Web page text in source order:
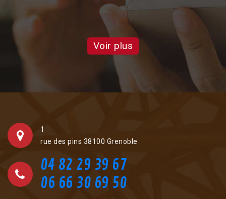
Voir plus
1
rue des pins 38100 Grenoble
04 82 29 39 67
06 66 30 69 50